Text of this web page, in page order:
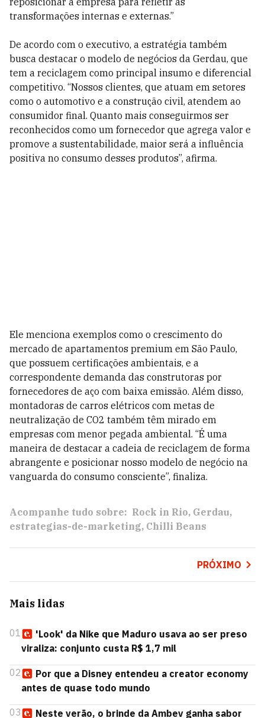
transformações internas e externas.”
De acordo com o executivo, a estratégia também
busca destacar o modelo de negócios da Gerdau, que
tem a reciclagem como principal insumo e diferencial
competitivo. “Nossos clientes, que atuam em setores
como o automotivo e a construção civil, atendem ao
consumidor final. Quanto mais conseguirmos ser
reconhecidos como um fornecedor que agrega valor e
promove a sustentabilidade, maior será a influência
positiva no consumo desses produtos”, afirma.
Ele menciona exemplos como o crescimento do
mercado de apartamentos premium em São Paulo,
que possuem certificações ambientais, e a
correspondente demanda das construtoras por
fornecedores de aço com baixa emissão. Além disso,
montadoras de carros elétricos com metas de
neutralização de CO2 também têm mirado em
empresas com menor pegada ambiental. “É uma
maneira de destacar a cadeia de reciclagem de forma
abrangente e posicionar nosso modelo de negócio na
vanguarda do consumo consciente”, finaliza.
Acompanhe tudo sobre: Rock in Rio Gerdau
estrategias-de-marketing Chilli Beans
PRÓXIMO
Mais lidas
01
'Look' da Nike que Maduro usava ao ser preso
viraliza: conjunto custa R$ 1,7 mil
02
Por que a Disney entendeu a creator economy
antes de quase todo mundo
03 Neste verão, o brinde da Ambev ganha sabor